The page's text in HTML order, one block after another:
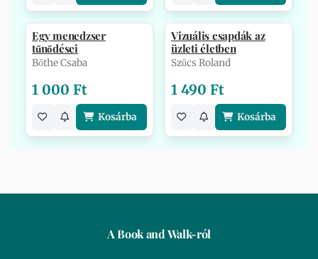
Egy menedzser
tűnődései
Bőthe Csaba
1 000 Ft
Kosárba
Vizuális csapdák az
üzleti életben
Szűcs Roland
1 490 Ft
Kosárba
A Book and Walk-ról